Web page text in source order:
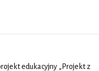
edukacyjny „Projekt z